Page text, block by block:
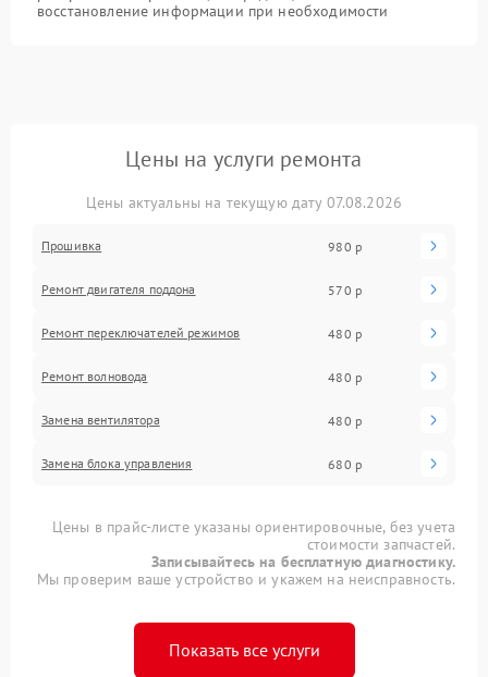
восстановление информации при необходимости
Цены на услуги ремонта
Цены актуальны на текущую дату 07.08.2026
Прошивка 980 р
Ремонт двигателя поддона 570 р
Ремонт переключателей режимов 480 р
Ремонт волновода 480 р
Замена вентилятора 480 р
Замена блока управления 680 р
Цены в прайс-листе указаны ориентировочные, без учета
стоимости запчастей.
Записывайтесь на бесплатную диагностику.
Мы проверим ваше устройство и укажем на неисправность.
Показать все услуги